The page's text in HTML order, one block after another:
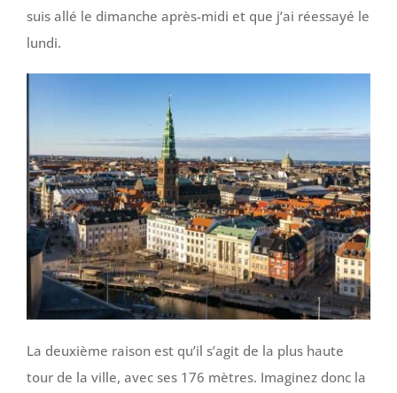
suis allé le dimanche après-midi et que j’ai réessayé le
lundi.
La deuxième raison est qu’il s’agit de la plus haute
tour de la ville, avec ses 176 mètres. Imaginez donc la